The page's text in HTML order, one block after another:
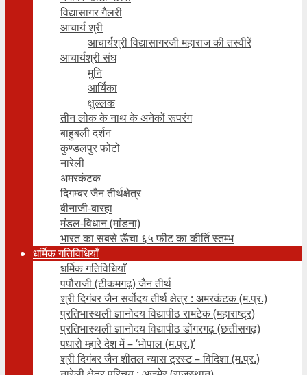
विद्यासागर गैलरी
आचार्य श्री
आचार्यश्री विद्यासागरजी महाराज की तस्वीरें
आचार्यश्री संघ
मुनि
आर्यिका
क्षुल्लक
तीन लोक के नाथ के अनेकों रूपरंग
बाहुबली दर्शन
कुण्डलपुर फोटो
नारेली
अमरकंटक
दिगम्बर जैन तीर्थक्षेत्र
बीनाजी-बारहा
मंडल-विधान (मांडना)
भारत का सबसे ऊँचा ६५ फीट का कीर्ति स्तम्भ
धर्मिक गतिविधियाँ
धर्मिक गतिविधियाँ
पपौराजी (टीकमगढ़) जैन तीर्थ
श्री दिगंबर जैन सर्वोदय तीर्थ क्षेत्र : अमरकंटक (म.प्र.)
प्रतिभास्थली ज्ञानोदय विद्यापीठ रामटेक (महाराष्ट्र)
प्रतिभास्थली ज्ञानोदय विद्यापीठ डोंगरगढ़ (छत्तीसगढ़)
पधारो म्हारे देश में – ‘भोपाल (म.प्र.)’
श्री दिगंबर जैन शीतल न्यास ट्रस्ट – विदिशा (म.प्र.)